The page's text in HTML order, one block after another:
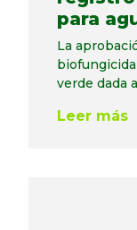
para
La
verde dada
Leer más